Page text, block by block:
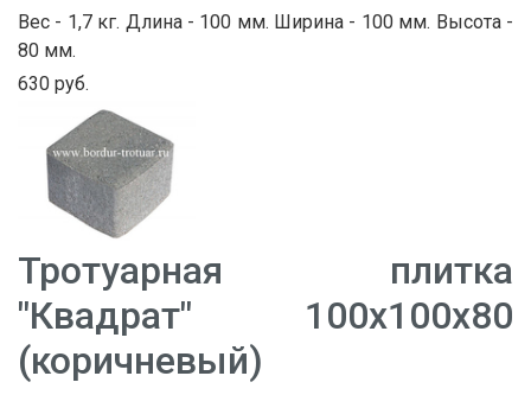
Вес - 1,7 кг. Длина - 100 мм. Ширина - 100 мм. Высота -
80 мм.
630 руб.
Тротуарная плитка
"Квадрат" 100х100х80
(коричневый)